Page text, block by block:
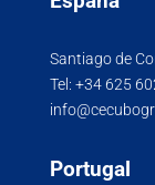
Santiago de
Tel: +34 625
Portugal